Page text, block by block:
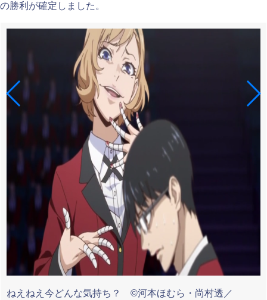
の勝利が確定しました。
ねえねえ今どんな気持ち？ ©河本ほむら・尚村透／